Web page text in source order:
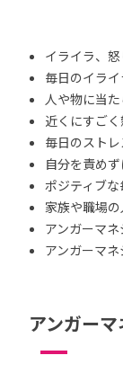
イライラ、
毎日のイラ
人や物に当
近くにすご
毎日のスト
自分を責め
ポジティブ
家族や職場
アンガーマ
アンガーマ
アンガー